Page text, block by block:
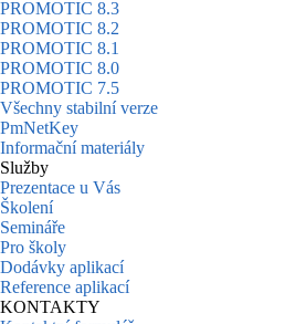
PROMOTIC 8.3
PROMOTIC 8.2
PROMOTIC 8.1
PROMOTIC 8.0
PROMOTIC 7.5
Všechny stabilní verze
PmNetKey
Informační materiály
Služby
Prezentace u Vás
Školení
Semináře
Pro školy
Dodávky aplikací
Reference aplikací
KONTAKTY